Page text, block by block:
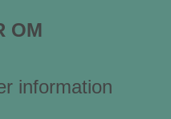
OM
information